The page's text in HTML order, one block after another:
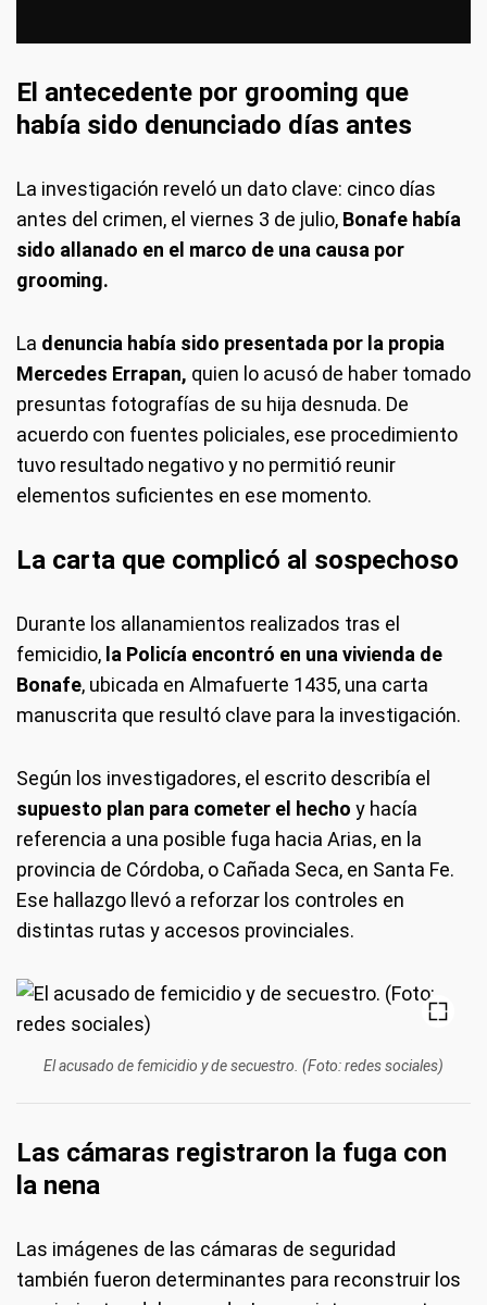
El antecedente por grooming que
había sido denunciado días antes
La investigación reveló un dato clave: cinco días
antes del crimen, el viernes 3 de julio, Bonafe había
sido allanado en el marco de una causa por
grooming.
La denuncia había sido presentada por la propia
Mercedes Errapan, quien lo acusó de haber tomado
presuntas fotografías de su hija desnuda. De
acuerdo con fuentes policiales, ese procedimiento
tuvo resultado negativo y no permitió reunir
elementos suficientes en ese momento.
La carta que complicó al sospechoso
Durante los allanamientos realizados tras el
femicidio, la Policía encontró en una vivienda de
Bonafe, ubicada en Almafuerte 1435, una carta
manuscrita que resultó clave para la investigación.
Según los investigadores, el escrito describía el
supuesto plan para cometer el hecho y hacía
referencia a una posible fuga hacia Arias, en la
provincia de Córdoba, o Cañada Seca, en Santa Fe.
Ese hallazgo llevó a reforzar los controles en
distintas rutas y accesos provinciales.
El acusado de femicidio y de secuestro. (Foto: redes sociales)
Las cámaras registraron la fuga con
la nena
Las imágenes de las cámaras de seguridad
también fueron determinantes para reconstruir los